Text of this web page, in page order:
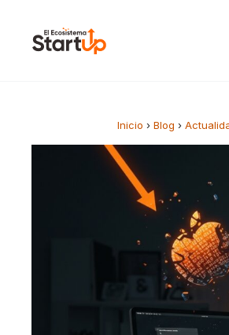
Inicio › Blog ›